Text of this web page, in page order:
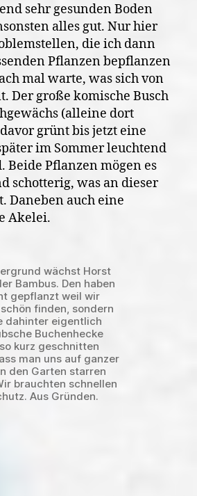
sehr gesunden Boden
alles gut. Nur hier
die ich dann
Pflanzen bepflanzen
mal warte, was sich von
Der große komische Busch
(alleine dort
grünt bis jetzt eine
im Sommer leuchtend
Pflanzen mögen es
schotterig, was an dieser
Daneben auch eine
Akelei.
wächst Horst
Bambus. Den haben
gepflanzt weil wir
finden, sondern
dahinter eigentlich
Buchenhecke
kurz geschnitten
man uns auf ganzer
den Garten starren
brauchten schnellen
Aus Gründen.